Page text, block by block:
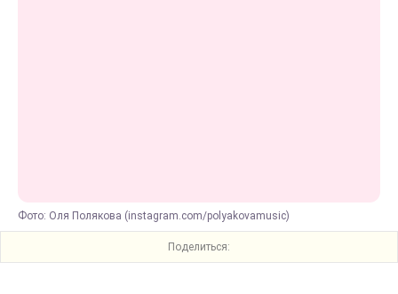
Фото: Оля Полякова (instagram.com/polyakovamusic)
Поделиться: